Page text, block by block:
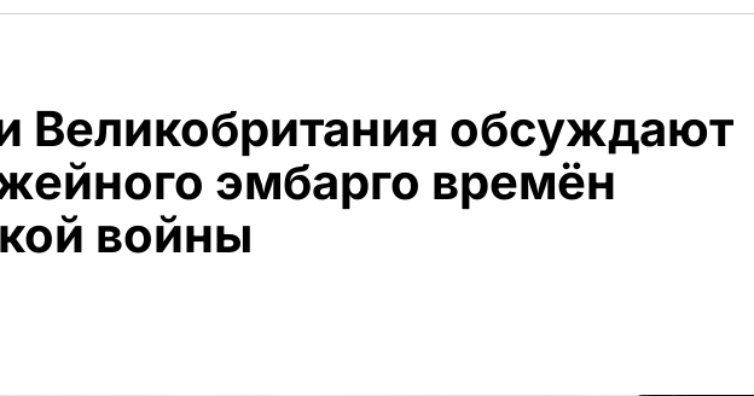
Великобритания обсуждают
эмбарго времён
войны